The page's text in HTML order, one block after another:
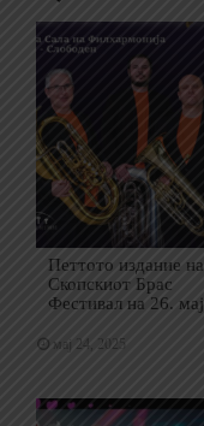
Петтото издание на
Скопскиот Брас
Фестивал на 26. мај
мај 24, 2025